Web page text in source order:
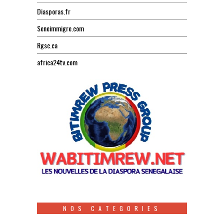
Diasporas.fr
Seneimmigre.com
Rgsc.ca
africa24tv.com
NOS CATEGORIES